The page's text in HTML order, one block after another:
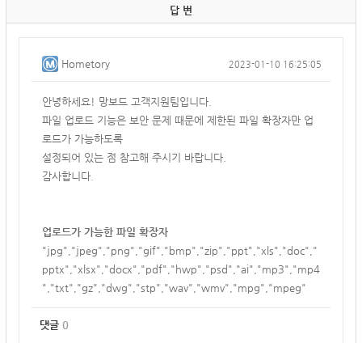
답 변
Hometory 2023-01-10 16:25:05
안녕하세요! 망보드 고객지원팀입니다.
파일 업로드 기능은 보안 문제 때문에 제한된 파일 확장자만 업
로드가 가능하도록
설정되어 있는 점 참고해 주시기 바랍니다.
감사합니다.
업로드가 가능한 파일 확장자
"jpg","jpeg","png","gif","bmp","zip","ppt","xls","doc","
pptx","xlsx","docx","pdf","hwp","psd","ai","mp3","mp4
","txt","gz","dwg","stp","wav","wmv","mpg","mpeg"
댓글 0